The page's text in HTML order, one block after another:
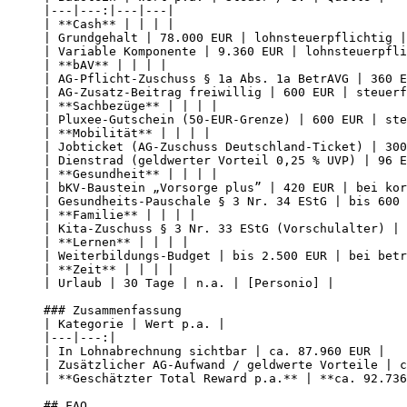
|---|---:|---|---|
| **Cash** | | | |
| Grundgehalt | 78.000 EUR | lohnsteuerpflichtig |
| Variable Komponente | 9.360 EUR |
| **bAV** | | | |
| AG-Pflicht-Zuschuss § 1a Abs. 1a BetrAVG |
| AG-Zusatz-Beitrag freiwillig | 600 EUR |
| **Sachbezüge** | | | |
| Pluxee-Gutschein (50-EUR-Grenze) | 600 EUR
| **Mobilität** | | | |
| Jobticket (AG-Zuschuss Deutschland-Ticket) |
| Dienstrad (geldwerter Vorteil 0,25 % UVP) |
| **Gesundheit** | | | |
| bKV-Baustein „Vorsorge plus” | 420 EUR |
| Gesundheits-Pauschale § 3 Nr. 34 EStG | bis
| **Familie** | | | |
| Kita-Zuschuss § 3 Nr. 33 EStG
| **Lernen** | | | |
| Weiterbildungs-Budget | bis 2.500 EUR | bei
| **Zeit** | | | |
| Urlaub | 30 Tage | n.a. | [Personio] |
### Zusammenfassung
| Kategorie | Wert p.a. |
|---|---:|
| In Lohnabrechnung sichtbar | ca. 87.960 EUR |
| Zusätzlicher AG-Aufwand / geldwerte Vorteile |
| **Geschätzter Total Reward p.a.** | **ca.